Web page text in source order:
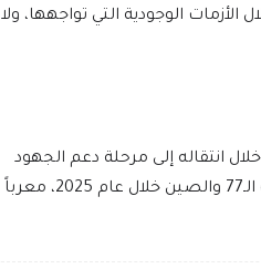
الوجودية التي تواجهها، ولا
انتقاله إلى مرحلة دعم الجهود
الإنسانية وتبوؤه مهام دبلوماسية متعددة الأطراف، ولا سيما عبر ترؤسه لمجموعة الـ77 والصين خلال عام 2025، معرباً